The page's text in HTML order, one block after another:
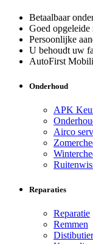
Betaalbaar
Goed opgeleide
Persoonlijke
U behoudt uw
AutoFirst
Onderhoud
APK
Airco
Reparaties
Reparatie
Remmen